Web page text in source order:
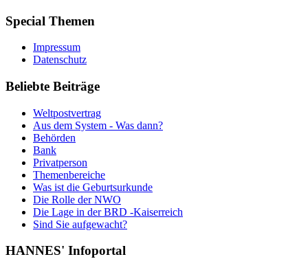
Special Themen
Impressum
Datenschutz
Beliebte Beiträge
Weltpostvertrag
Aus dem System - Was dann?
Behörden
Bank
Privatperson
Themenbereiche
Was ist die Geburtsurkunde
Die Rolle der NWO
Die Lage in der BRD -Kaiserreich
Sind Sie aufgewacht?
HANNES' Infoportal